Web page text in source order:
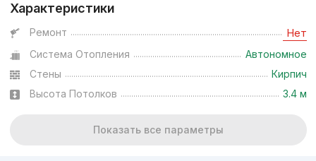
Характеристики
Ремонт Нет
Система Отопления
Автономное
Стены
Кирпич
Высота Потолков
3.4 м
Показать все параметры